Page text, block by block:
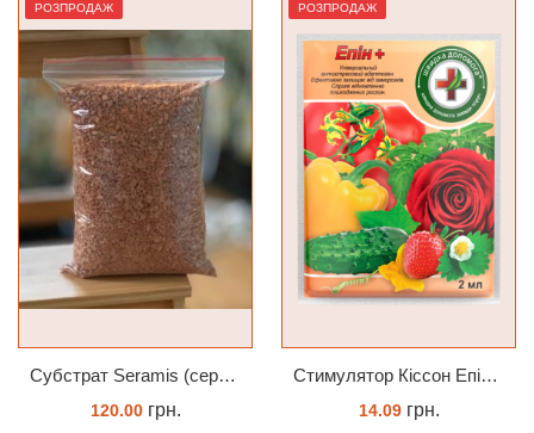
РОЗПРОДАЖ
Субстрат Seramis (серамис) універсальний - гранульована глина стандартного разміра для всіх рослин 1 л
120.00грн.
РОЗПРОДАЖ
Cтимулятор Кіссон Епін +
14.09грн.